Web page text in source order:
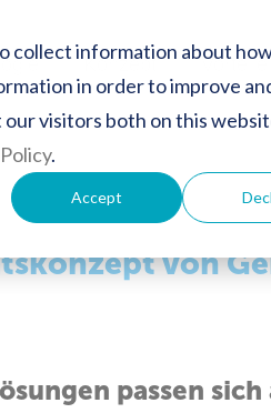
collect information about
in order to improve
visitors both on this
.
Accept
Konzept Vorteile
von
passen sich